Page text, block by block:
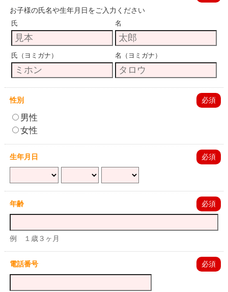
お子様の氏名や生年月日をご入力ください
氏 名
氏（ヨミガナ） 名（ヨミガナ）
性別 必須
男性
女性
生年月日 必須
年齢 必須
例 １歳３ヶ月
電話番号 必須